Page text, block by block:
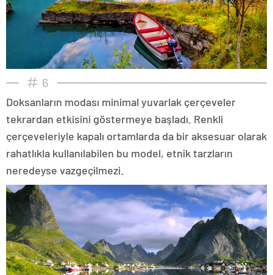
6
Doksanların modası minimal yuvarlak çerçeveler
tekrardan etkisini göstermeye başladı. Renkli
çerçeveleriyle kapalı ortamlarda da bir aksesuar olarak
rahatlıkla kullanılabilen bu model, etnik tarzların
neredeyse vazgeçilmezi.